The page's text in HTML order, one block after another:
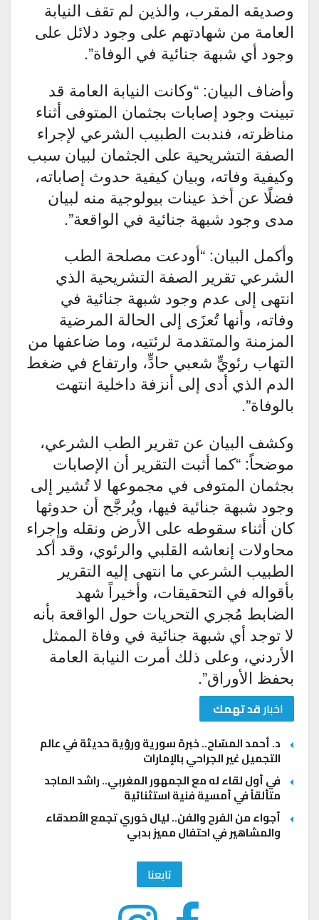
وصديقه المقرب، والذين لم تقف النيابة
العامة من شهادتهم على وجود دلائل على
وجود أي شبهة جنائية في الوفاة”.
وأضاف البيان: “وكانت النيابة العامة قد
تبينت وجود إصابات بجثمان المتوفى أثناء
مناظرته، فندبت الطبيب الشرعي لإجراء
الصفة التشريحية على الجثمان لبيان سبب
وكيفية وفاته، وبيان كيفية حدوث إصاباته،
فضلًا عن أخذ عينات بيولوجية منه لبيان
مدى وجود شبهة جنائية في الواقعة”.
وأكمل البيان: “أودعت مصلحة الطب
الشرعي تقرير الصفة التشريحية الذي
انتهى إلى عدم وجود شبهة جنائية في
وفاته، وأنها تُعزَى إلى الحالة المرضية
المزمنة والمتقدمة لرئتيه، وما ضاعفها من
التهاب رئويٍّ شعبي حادٍّ، وارتفاع في ضغط
الدم الذي أدى إلى أنزفة داخلية انتهت
بالوفاة”.
وكشف البيان عن تقرير الطب الشرعي،
موضحاً: “كما أثبت التقرير أن الإصابات
بجثمان المتوفى في مجموعها لا تُشير إلى
وجود شبهة جنائية فيها، ويُرجَّح أن حدوثها
كان أثناء سقوطه على الأرض ونقله وإجراء
محاولات إنعاشه القلبي والرئوي، وقد أكد
الطبيب الشرعي ما انتهى إليه التقرير
بأقواله في التحقيقات، وأخيراً شهد
الضابط مُجري التحريات حول الواقعة بأنه
لا توجد أي شبهة جنائية في وفاة الممثل
الأردني، وعلى ذلك أمرت النيابة العامة
بحفظ الأوراق”.
اخبارقد تهمك
د. أحمد المسّاح.. خبرة سورية ورؤية حديثة في عالم
التجميل غير الجراحي بالإمارات
في أول لقاء له مع الجمهور المغربي.. راشد الماجد
متألقاً في أمسية فنية استثنائية
أجواء من الفرح والفن.. ليال خوري تجمع الأصدقاء
والمشاهير في احتفال مميز بدبي
تابعنا